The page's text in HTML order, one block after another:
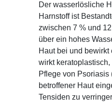
Der wasserlösliche
Harnstoff ist
zwischen 7 % und
über ein hohes
Haut bei und
wirkt
Pflege von
betroffener Haut
Tensiden zu